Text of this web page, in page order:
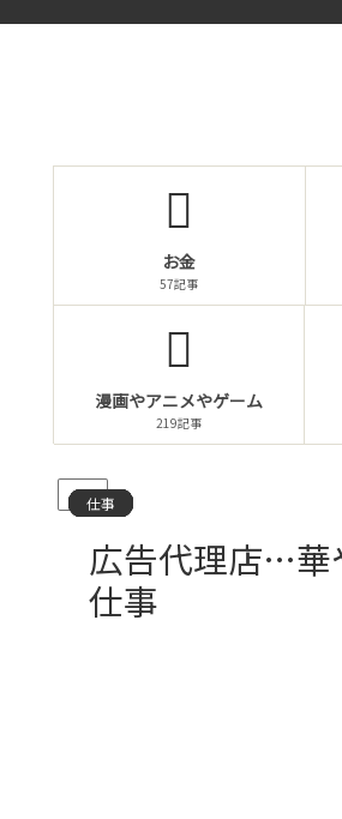
お金
57記事
漫画やアニメやゲーム
219記事
PR
広告代理店…華
仕事
仕事
仕事
仕事
仕事
仕事
仕事
仕事
仕事
仕事
仕事
仕事
仕事
仕事
仕事
仕事